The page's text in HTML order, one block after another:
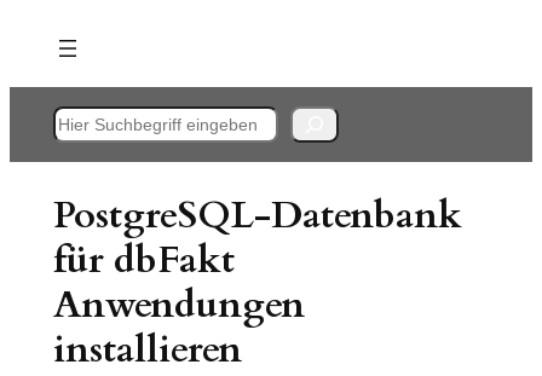
Inhalt
springen
Suchen
PostgreSQL-Datenbank
für dbFakt
Anwendungen
installieren